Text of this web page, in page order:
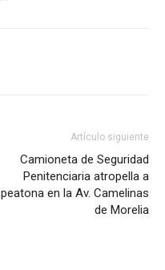
Artículo siguiente
Camioneta de Seguridad
Penitenciaria atropella a
peatona en la Av. Camelinas
de Morelia